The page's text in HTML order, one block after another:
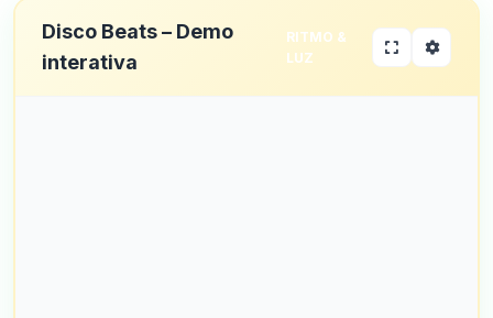
Disco Beats – Demo
interativa
RITMO &
LUZ